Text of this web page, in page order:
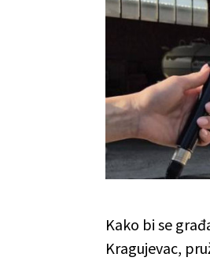
Kako bi se
Kragujevac,